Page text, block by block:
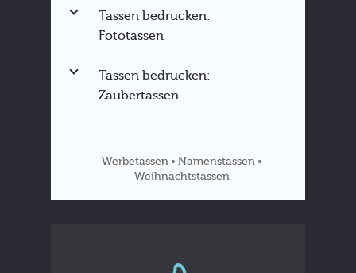
Tassen bedrucken:
Fototassen
Tassen bedrucken:
Zaubertassen
Werbetassen • Namenstassen •
Weihnachtstassen